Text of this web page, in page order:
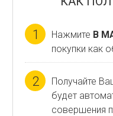
1 Нажмите В
покупки как
2 Получайте
будет
совершения